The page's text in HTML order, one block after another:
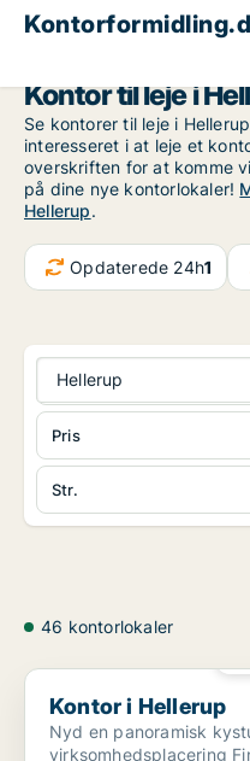
Kontor til leje i
Se kontorer til leje i
interesseret i at leje et
overskriften for at komme
på dine nye kontorlokaler!
Hellerup.
Opdaterede 24h1
Hellerup
Str.
Pris
46 kontorlokaler
Kontor i Hellerup
Kontor i Hellerup
Nyd en panoramisk
virksomhedsplacering